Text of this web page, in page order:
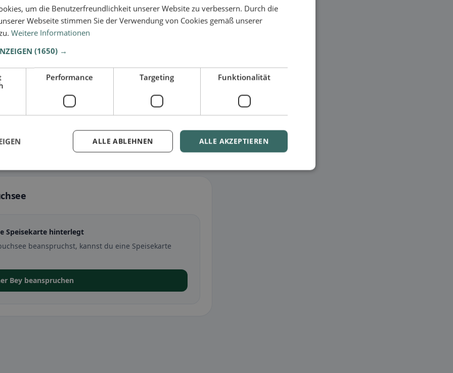
besonders bei glutenfrei, vegan, vegetarisch oder
Speisekarte hinterlegt
beanspruchst, kannst du eine Speisekarte
Bey beanspruchen
um die Benutzerfreundlichkeit unserer Website zu verbessern. Durch die
Webseite stimmen Sie der Verwendung von Cookies gemäß unserer
Weitere Informationen
(1650) →
Performance Targeting Funktionalität
ALLE AKZEPTIEREN
ALLE ABLEHNEN